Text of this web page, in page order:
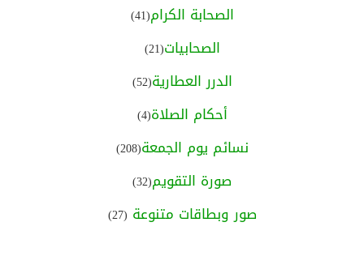
الصحابة الكرام(41)
الصحابيات(21)
الدرر العطارية(52)
أحكام الصلاة(4)
نسائم يوم الجمعة(208)
صورة التقويم(32)
صور وبطاقات متنوعة (27)